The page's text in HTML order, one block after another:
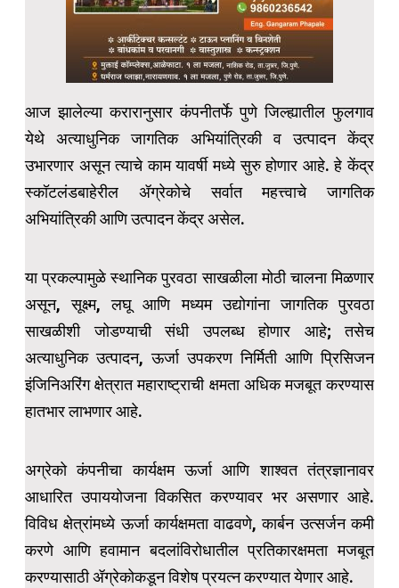
आज झालेल्या करारानुसार कंपनीतर्फे पुणे जिल्ह्यातील फुलगाव
येथे अत्याधुनिक जागतिक अभियांत्रिकी व उत्पादन केंद्र
उभारणार असून त्याचे काम यावर्षी मध्ये सुरु होणार आहे. हे केंद्र
स्कॉटलंडबाहेरील ॲग्रेकोचे सर्वात महत्त्वाचे जागतिक
अभियांत्रिकी आणि उत्पादन केंद्र असेल.
या प्रकल्पामुळे स्थानिक पुरवठा साखळीला मोठी चालना मिळणार
असून, सूक्ष्म, लघू आणि मध्यम उद्योगांना जागतिक पुरवठा
साखळीशी जोडण्याची संधी उपलब्ध होणार आहे; तसेच
अत्याधुनिक उत्पादन, ऊर्जा उपकरण निर्मिती आणि प्रिसिजन
इंजिनिअरिंग क्षेत्रात महाराष्ट्राची क्षमता अधिक मजबूत करण्यास
हातभार लाभणार आहे.
अग्रेको कंपनीचा कार्यक्षम ऊर्जा आणि शाश्वत तंत्रज्ञानावर
आधारित उपाययोजना विकसित करण्यावर भर असणार आहे.
विविध क्षेत्रांमध्ये ऊर्जा कार्यक्षमता वाढवणे, कार्बन उत्सर्जन कमी
करणे आणि हवामान बदलांविरोधातील प्रतिकारक्षमता मजबूत
करण्यासाठी ॲग्रेकोकडून विशेष प्रयत्न करण्यात येणार आहे.